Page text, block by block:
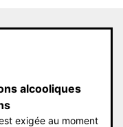
alcooliques
exigée au moment